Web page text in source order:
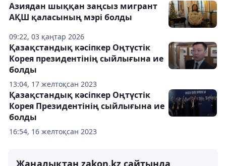
09:22, 03 қаңтар 2026
Азиядан шыққан заңсыз мигрант
АҚШ қаласының мэрі болды
13:04, 17 желтоқсан 2023
Қазақстандық кәсіпкер Оңтүстік
Корея президентінің сыйлығына ие
болды
16:54, 16 желтоқсан 2023
Қазақстандық кәсіпкер Оңтүстік
Корея Президентінің сыйлығына ие
болды
Жаңалықтан zakon.kz сайтында